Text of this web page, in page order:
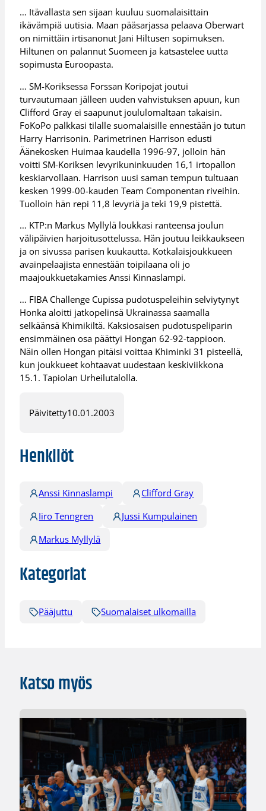
… Itävallasta sen sijaan kuuluu suomalaisittain
ikävämpiä uutisia. Maan pääsarjassa pelaava Oberwart
on nimittäin irtisanonut Jani Hiltusen sopimuksen.
Hiltunen on palannut Suomeen ja katsastelee uutta
sopimusta Euroopasta.
… SM-Koriksessa Forssan Koripojat joutui
turvautumaan jälleen uuden vahvistuksen apuun, kun
Clifford Gray ei saapunut joululomaltaan takaisin.
FoKoPo palkkasi tilalle suomalaisille ennestään jo tutun
Harry Harrisonin. Parimetrinen Harrison edusti
Äänekosken Huimaa kaudella 1996-97, jolloin hän
voitti SM-Koriksen levyrikuninkuuden 16,1 irtopallon
keskiarvollaan. Harrison uusi saman tempun tultuaan
kesken 1999-00-kauden Team Componentan riveihin.
Tuolloin hän repi 11,8 levyriä ja teki 19,9 pistettä.
… KTP:n Markus Myllylä loukkasi ranteensa joulun
välipäivien harjoitusottelussa. Hän joutuu leikkaukseen
ja on sivussa parisen kuukautta. Kotkalaisjoukkueen
avainpelaajista ennestään toipilaana oli jo
maajoukkuetakamies Anssi Kinnaslampi.
… FIBA Challenge Cupissa pudotuspeleihin selviytynyt
Honka aloitti jatkopelinsä Ukrainassa saamalla
selkäänsä Khimikiltä. Kaksiosaisen pudotuspeliparin
ensimmäinen osa päättyi Hongan 62-92-tappioon.
Näin ollen Hongan pitäisi voittaa Khiminki 31 pisteellä,
kun joukkueet kohtaavat uudestaan keskiviikkona
15.1. Tapiolan Urheilutalolla.
Päivitetty10.01.2003
Henkilöt
Anssi Kinnaslampi
Clifford Gray
Iiro Tenngren
Jussi Kumpulainen
Markus Myllylä
Kategoriat
Pääjuttu Suomalaiset ulkomailla
Katso myös